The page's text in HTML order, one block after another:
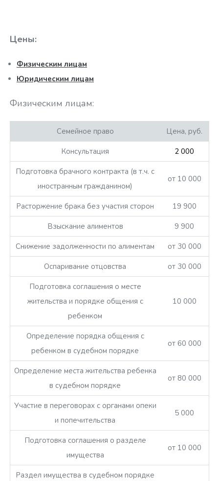
Цены:
Физическим лицам
Юридическим лицам
Физическим лицам:
Семейное право Цена, руб.
Консультация 2 000
Подготовка брачного контракта (в т.ч. с
иностранным гражданином)
от 10 000
Расторжение брака без участия сторон 19 900
Взыскание алиментов 9 900
Снижение задолженности по алиментам от 30 000
Оспаривание отцовства от 30 000
Подготовка соглашения о месте
жительства и порядке общения с
ребенком
10 000
Определение порядка общения с
ребенком в судебном порядке
от 60 000
Определение места жительства ребенка
в судебном порядке
от 80 000
Участие в переговорах с органами опеки
и попечительства
5 000
Подготовка соглашения о разделе
имущества
от 10 000
Раздел имущества в судебном порядке